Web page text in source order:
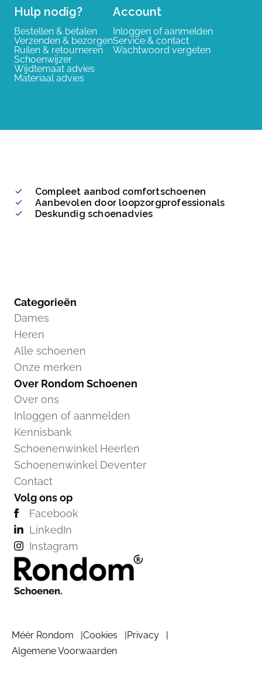
Hulp nodig?
Bestellen & betalen
Verzenden & bezorgen
Ruilen & retourneren
Schoenwijzer
Wijdtemaat advies
Materiaal advies
Account
Inloggen of aanmelden
Service & contact
Wachtwoord vergeten
Compleet aanbod comfortschoenen
Aanbevolen door loopzorgprofessionals
Deskundig schoenadvies
Categorieën
Dames
Heren
Alle schoenen
Onze merken
Over Rondom Schoenen
Over ons
Inloggen of aanmelden
Kennisbank
Schoenenwinkel Heerlen
Schoenenwinkel Deventer
Contact
Volg ons op
Facebook
LinkedIn
Instagram
Méér Rondom Cookies
Privacy
Algemene Voorwaarden